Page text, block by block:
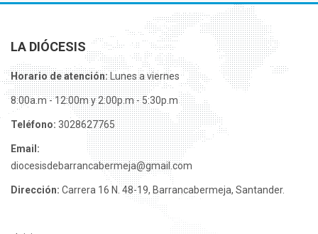
LA DIÓCESIS
Horario de atención:Lunes a viernes
8:00a.m - 12:00m y 2:00p.m - 5:30p.m
Teléfono: 3028627765
Email:
diocesisdebarrancabermeja@gmail.com
Dirección: Carrera 16 N. 48-19, Barrancabermeja, Santander.